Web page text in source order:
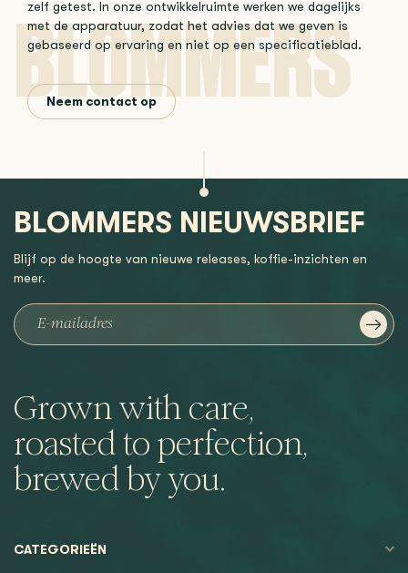
zelf getest. In onze ontwikkelruimte werken we dagelijks
met de apparatuur, zodat het advies dat we geven is
gebaseerd op ervaring en niet op een specificatieblad.
Neem contact op
Grown with care,
roasted to perfection,
brewed by you.
BLOMMERS NIEUWSBRIEF
Blijf op de hoogte van nieuwe releases, koffie-inzichten en
meer.
CATEGORIEËN